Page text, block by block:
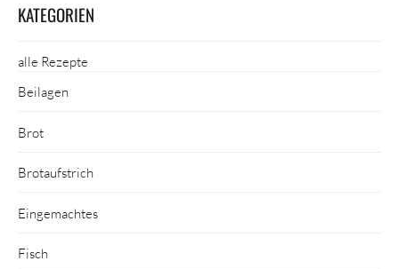
KATEGORIEN
alle Rezepte
Beilagen
Brot
Brotaufstrich
Eingemachtes
Fisch